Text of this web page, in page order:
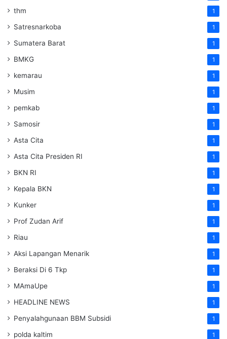
thm 1
Satresnarkoba 1
Sumatera Barat 1
BMKG 1
kemarau 1
Musim 1
pemkab 1
Samosir 1
Asta Cita 1
Asta Cita Presiden RI 1
BKN RI 1
Kepala BKN 1
Kunker 1
Prof Zudan Arif 1
Riau 1
Aksi Lapangan Menarik 1
Beraksi Di 6 Tkp 1
MAmaUpe 1
HEADLINE NEWS 1
Penyalahgunaan BBM Subsidi 1
polda kaltim 1